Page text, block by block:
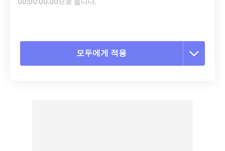
00:00:00.00으로 둡니다.
모두에게 적용